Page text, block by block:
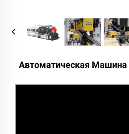
Автоматическая Машина